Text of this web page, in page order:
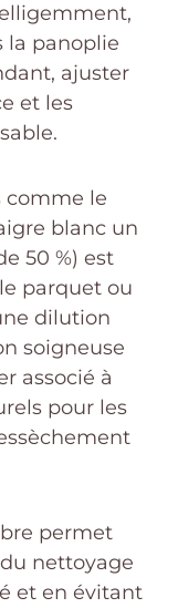
la panoplie
ajuster
et les
comme le
blanc un
50 %) est
parquet ou
dilution
soigneuse
associé à
pour les
permet
nettoyage
et en évitant